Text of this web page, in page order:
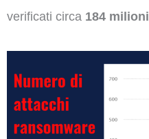
verificati circa 184